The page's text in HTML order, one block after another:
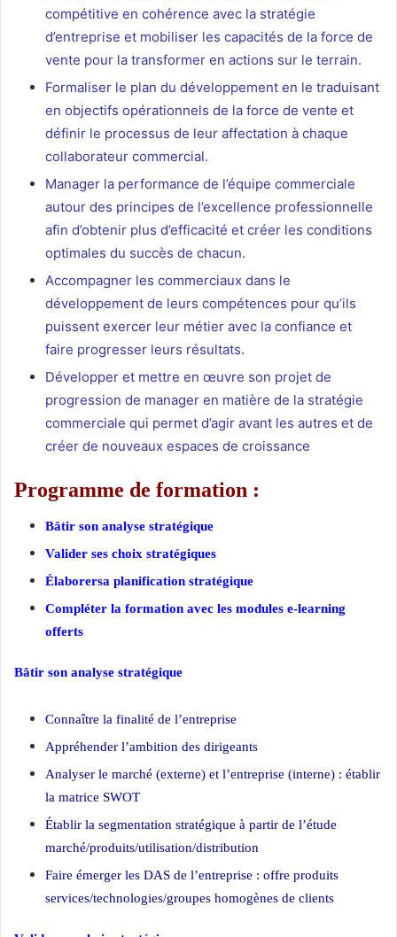
compétitive en cohérence avec la stratégie
d’entreprise et mobiliser les capacités de la force de
vente pour la transformer en actions sur le terrain.
Formaliser le plan du développement en le traduisant
en objectifs opérationnels de la force de vente et
définir le processus de leur affectation à chaque
collaborateur commercial.
Manager la performance de l’équipe commerciale
autour des principes de l’excellence professionnelle
afin d’obtenir plus d’efficacité et créer les conditions
optimales du succès de chacun.
Accompagner les commerciaux dans le
développement de leurs compétences pour qu’ils
puissent exercer leur métier avec la confiance et
faire progresser leurs résultats.
Développer et mettre en œuvre son projet de
progression de manager en matière de la stratégie
commerciale qui permet d’agir avant les autres et de
créer de nouveaux espaces de croissance
Programme de formation :
Bâtir son analyse stratégique
Valider ses choix stratégiques
Élaborersa planification stratégique
Compléter la formation avec les modules e-learning
offerts
Bâtir son analyse stratégique
Connaître la finalité de l’entreprise
Appréhender l’ambition des dirigeants
Analyser le marché (externe) et l’entreprise (interne) : établir
la matrice SWOT
Établir la segmentation stratégique à partir de l’étude
marché/produits/utilisation/distribution
Faire émerger les DAS de l’entreprise : offre produits
services/technologies/groupes homogènes de clients